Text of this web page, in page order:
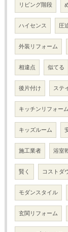
リビング階段
ハイセンス 圧
外装リフォーム
相違点 似てる
後片付け ステ
キッチンリフォーム
キッズルーム
施工業者 浴室
賢く コストダ
モダンスタイル
玄関リフォーム